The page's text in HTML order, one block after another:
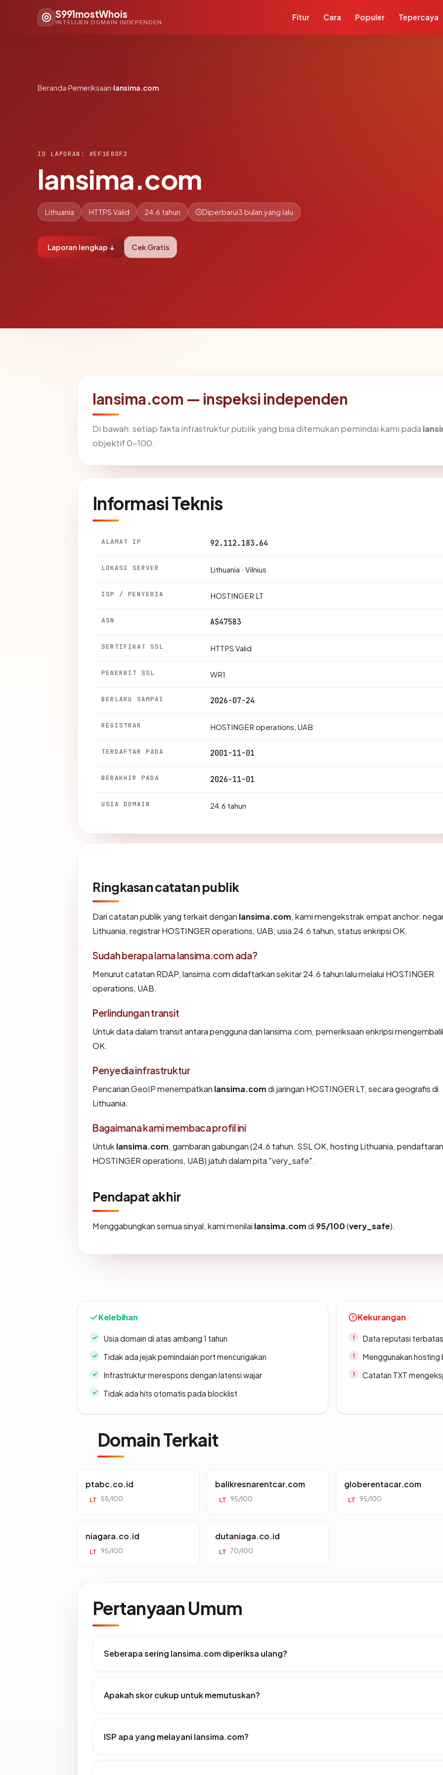
S991mostWhois
INTELIJEN DOMAIN INDEPENDEN
Fitur Cara Populer Tepercaya
Beranda›Pemeriksaan›lansima.com
ID LAPORAN: #EF1E0DF2
lansima.com
Lithuania HTTPS Valid 24.6 tahun Diperbarui3 bulan yang lalu
Laporan lengkap ↓ Cek Gratis
lansima.com — inspeksi independen
Di bawah: setiap fakta infrastruktur publik yang bisa ditemukan pemindai kami pada
objektif 0-100.
Informasi Teknis
ALAMAT IP 92.112.183.64
LOKASI SERVER Lithuania · Vilnius
ISP / PENYEDIA HOSTINGER LT
ASN AS47583
SERTIFIKAT SSL HTTPS Valid
PENERBIT SSL WR1
BERLAKU SAMPAI 2026-07-24
REGISTRAR HOSTINGER operations, UAB
TERDAFTAR PADA 2001-11-01
BERAKHIR PADA 2026-11-01
USIA DOMAIN 24.6 tahun
Ringkasan catatan publik
Dari catatan publik yang terkait dengan lansima.com, kami mengekstrak empat anchor:
Lithuania, registrar HOSTINGER operations, UAB, usia 24.6 tahun, status enkripsi OK.
Sudah berapa lama lansima.com ada?
Menurut catatan RDAP, lansima.com didaftarkan sekitar 24.6 tahun lalu melalui HOSTINGER
operations, UAB.
Perlindungan transit
Untuk data dalam transit antara pengguna dan lansima.com, pemeriksaan enkripsi
OK.
Penyedia infrastruktur
Pencarian GeoIP menempatkan lansima.comdi jaringan HOSTINGER LT, secara geografis di
Lithuania.
Bagaimana kami membaca profil ini
Untuk lansima.com, gambaran gabungan (24.6 tahun, SSL OK, hosting Lithuania, pendaftaran
HOSTINGER operations, UAB) jatuh dalam pita "very_safe".
Pendapat akhir
Menggabungkan semua sinyal, kami menilai lansima.comdi 95/100(very_safe).
Kelebihan
Usia domain di atas ambang 1 tahun
Tidak ada jejak pemindaian port mencurigakan
Infrastruktur merespons dengan latensi wajar
Tidak ada hits otomatis pada blocklist
Kekurangan
Data reputasi
Menggunakan
Catatan TXT
Domain Terkait
ptabc.co.id
LT 55/100
balikresnarentcar.com
LT 95/100
globerentacar.com
LT 95/100
niagara.co.id
LT 95/100
dutaniaga.co.id
LT 70/100
Pertanyaan Umum
Seberapa sering lansima.com diperiksa ulang?
Apakah skor cukup untuk memutuskan?
ISP apa yang melayani lansima.com?